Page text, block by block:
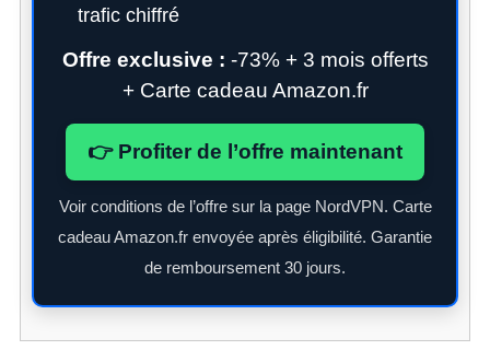
trafic chiffré
Offre exclusive : -73% + 3 mois offerts
+ Carte cadeau Amazon.fr
👉 Profiter de l’offre maintenant
Voir conditions de l’offre sur la page NordVPN. Carte
cadeau Amazon.fr envoyée après éligibilité. Garantie
de remboursement 30 jours.